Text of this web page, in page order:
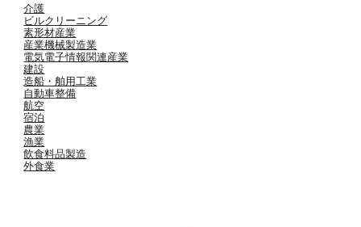
介護
ビルクリーニング
素形材産業
産業機械製造業
電気電子情報関連産業
建設
造船・舶用工業
自動車整備
航空
宿泊
農業
漁業
飲食料品製造
外食業